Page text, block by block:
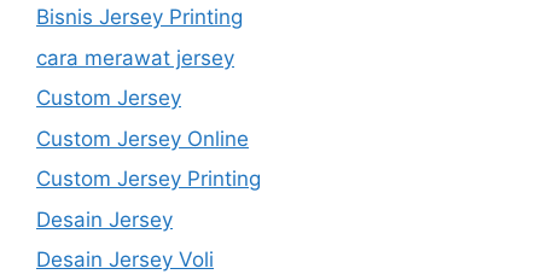
Bisnis Jersey Printing
cara merawat jersey
Custom Jersey
Custom Jersey Online
Custom Jersey Printing
Desain Jersey
Desain Jersey Voli